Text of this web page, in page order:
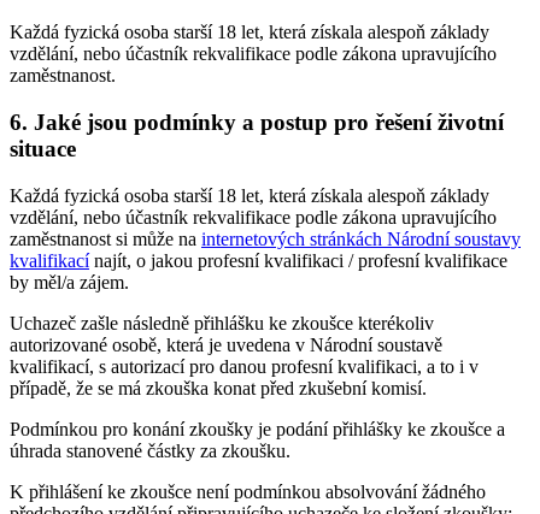
Každá fyzická osoba starší 18 let, která získala alespoň základy
vzdělání, nebo účastník rekvalifikace podle zákona upravujícího
zaměstnanost.
6. Jaké jsou podmínky a postup pro řešení životní
situace
Každá fyzická osoba starší 18 let, která získala alespoň základy
vzdělání, nebo účastník rekvalifikace podle zákona upravujícího
zaměstnanost si může na internetových stránkách Národní soustavy
kvalifikacínajít, o jakou profesní kvalifikaci / profesní kvalifikace
by měl/a zájem.
Uchazeč zašle následně přihlášku ke zkoušce kterékoliv
autorizované osobě, která je uvedena v Národní soustavě
kvalifikací, s autorizací pro danou profesní kvalifikaci, a to i v
případě, že se má zkouška konat před zkušební komisí.
Podmínkou pro konání zkoušky je podání přihlášky ke zkoušce a
úhrada stanovené částky za zkoušku.
K přihlášení ke zkoušce není podmínkou absolvování žádného